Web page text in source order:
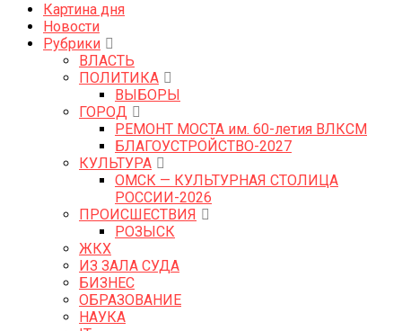
Картина дня
Новости
Рубрики
ВЛАСТЬ
ПОЛИТИКА
ВЫБОРЫ
ГОРОД
РЕМОНТ МОСТА им. 60-летия ВЛКСМ
БЛАГОУСТРОЙСТВО-2027
КУЛЬТУРА
ОМСК — КУЛЬТУРНАЯ СТОЛИЦА
РОССИИ-2026
ПРОИСШЕСТВИЯ
РОЗЫСК
ЖКХ
ИЗ ЗАЛА СУДА
БИЗНЕС
ОБРАЗОВАНИЕ
НАУКА